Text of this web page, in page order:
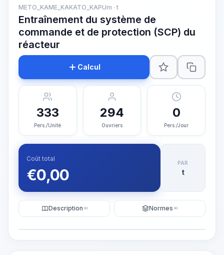
METO_KAME_KAKATO_KAPUm · t
Entraînement du système de
commande et de protection (SCP) du
réacteur
Calcul
333
Pers./Unité
294
Ouvriers
0
Pers./Jour
Coût total
€0,00
PAR
t
Description KI Normes KI